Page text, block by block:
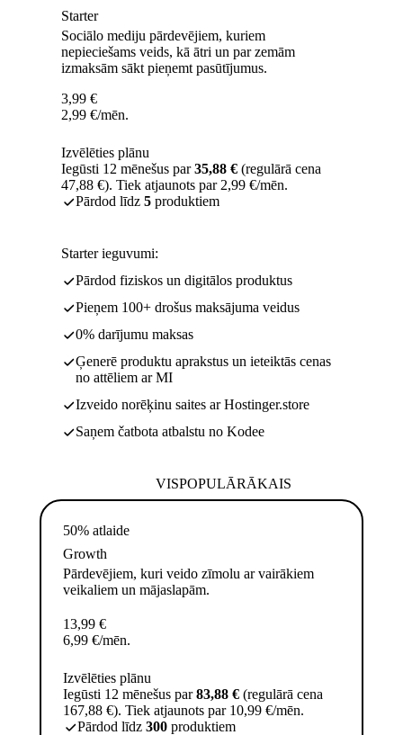
Starter
Sociālo mediju pārdevējiem, kuriem
nepieciešams veids, kā ātri un par zemām
izmaksām sākt pieņemt pasūtījumus.
3,99 €
2,99 €/mēn.
Izvēlēties plānu
Iegūsti 12 mēnešus par35,88 € (regulārā cena
47,88 €). Tiek atjaunots par 2,99 €/mēn.
Pārdod līdz 5 produktiem
Starter ieguvumi:
Pārdod fiziskos un digitālos produktus
Pieņem 100+ drošus maksājuma veidus
0% darījumu maksas
Ģenerē produktu aprakstus un ieteiktās cenas
no attēliem ar MI
Izveido norēķinu saites ar Hostinger.store
Saņem čatbota atbalstu no Kodee
VISPOPULĀRĀKAIS
50% atlaide
Growth
Pārdevējiem, kuri veido zīmolu ar vairākiem
veikaliem un mājaslapām.
13,99 €
6,99 €/mēn.
Izvēlēties plānu
Iegūsti 12 mēnešus par83,88 € (regulārā cena
167,88 €). Tiek atjaunots par 10,99 €/mēn.
Pārdod līdz 300 produktiem